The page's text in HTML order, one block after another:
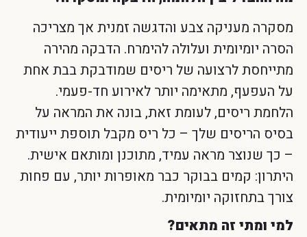
מסקרה מעניקה צבע והדגשה זמנית אך מצריכה
הסרה יומיומית ועלולה להימרח. הדבקה מהירה
מתייחסת לרצועה של ריסים שמודבקת בבת אחת
על העפעף, מתאימה יותר לאירוע חד-פעמי.
הלחמת ריסים, לעומת זאת, בונה את המראה על
בסיס הריסים שלך – כל ריס מקבל תוספת ייעודית
– כך שנוצר מראה עמיד, מתוכנן ומותאם אישית.
היתרון: קמים בבוקר כבר מאופרות יותר, עם פחות
צורך בתחזוקה יומיומית.
למי ומתי זה מתאים?